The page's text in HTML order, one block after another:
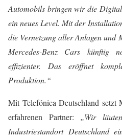
Automobils bringen wir die
ein neues Level. Mit der
die Vernetzung aller Anlagen und
Mercedes-Benz Cars künftig
effizienter. Das eröffnet
Produktion.“
Mit Telefónica Deutschland setzt
erfahrenen Partner: „Wir
Industriestandort Deutschland